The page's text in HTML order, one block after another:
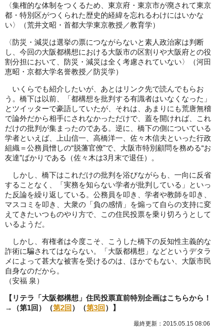
〈集権的な体制をつくるため、東京府・東京市が廃されて東京
都・特別区がつくられた歴史的経緯を忘れるわけにはいかな
い〉（荒井文昭・首都大学東京教授／教育学）
〈防災・減災は選挙の票につながらないと素人政治家は判断
し、今回の大阪都構想における大阪市の区割りや大阪府との役
割分担において、防災・減災は全く考慮されていない〉（河田
恵昭・京都大学名誉教授／防災学）
いくらでも紹介したいが、あとはリンク先で読んでもらお
う。橋下は以前、「都構想を批判する有識者はいなくなった」
とツイッターで豪語していたが、それは、あまりにも荒唐無稽
で論外だから相手にされなかっただけで、蓋を開ければ、これ
だけの批判が集まったのである。逆に、橋下の側についている
学者といえば、上山信一、高橋洋一、佐々木信夫といった行政
組織＝公務員憎しの“脱藩官僚”で、大阪市特別顧問を務める“お
友達”ばかりである（佐々木は3月末で退任）。
しかし、橋下はこれだけの批判を浴びながらも、一向に反省
することなく、「実務を知らない学者が批判している」といっ
た反論を繰り返している。公務員を叩き、学者や教師を叩き、
マスコミを叩き、大衆の「負の感情」を煽って自らの支持に変
えてきたいつものやり方で、この住民投票を乗り切ろうとして
いるようだ。
しかし、有権者は今度こそ、こうした橋下の反知性主義的な
詐術に騙されてはならない。「大阪都構想」などというデタラ
メによって甚大な被害を受けるのは、ほかでもない、大阪市民
自身なのだから。
（安福 泉）
【リテラ「大阪都構想」住民投票直前特別企画はこちらから！
→（第1回）（第2回 ）（第3回 ）】
最終更新：2015.05.15 08:06